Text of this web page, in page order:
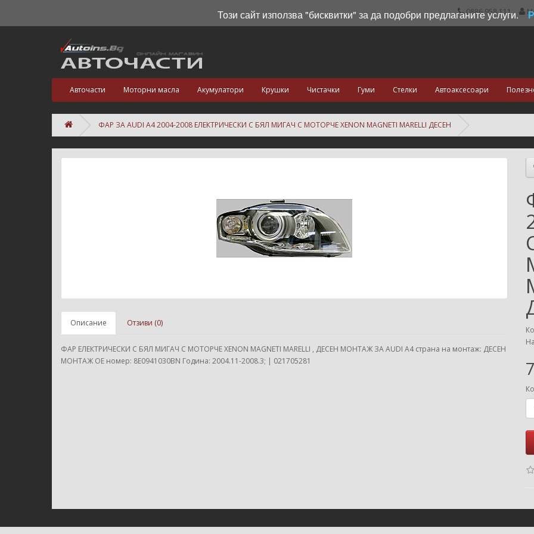
0886 958 111
Авточасти Моторни масла Акумулатори Крушки Чистачки Гуми Стелки Автоаксесоари
ФАР ЗА AUDI A4 2004-2008 ЕЛЕКТРИЧЕСКИ С БЯЛ МИГАЧ С МОТОРЧЕ XENON MAGNETI MARELLI ДЕСЕН
Описание Отзиви (0)
ФАР ЕЛЕКТРИЧЕСКИ С БЯЛ МИГАЧ С МОТОРЧЕ XENON MAGNETI MARELLI , ДЕСЕН МОНТАЖ ЗА AUDI A4 страна на монтаж: ДЕСЕН
МОНТАЖ ОЕ номер: 8E0941030BN Година: 2004.11-2008.3; | 021705281
Този сайт използва "бисквитки" за да подобри предлаганите услуги.